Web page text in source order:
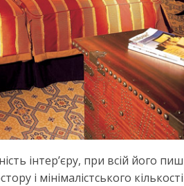
інтер’єру, при всій його
і мінімалістського